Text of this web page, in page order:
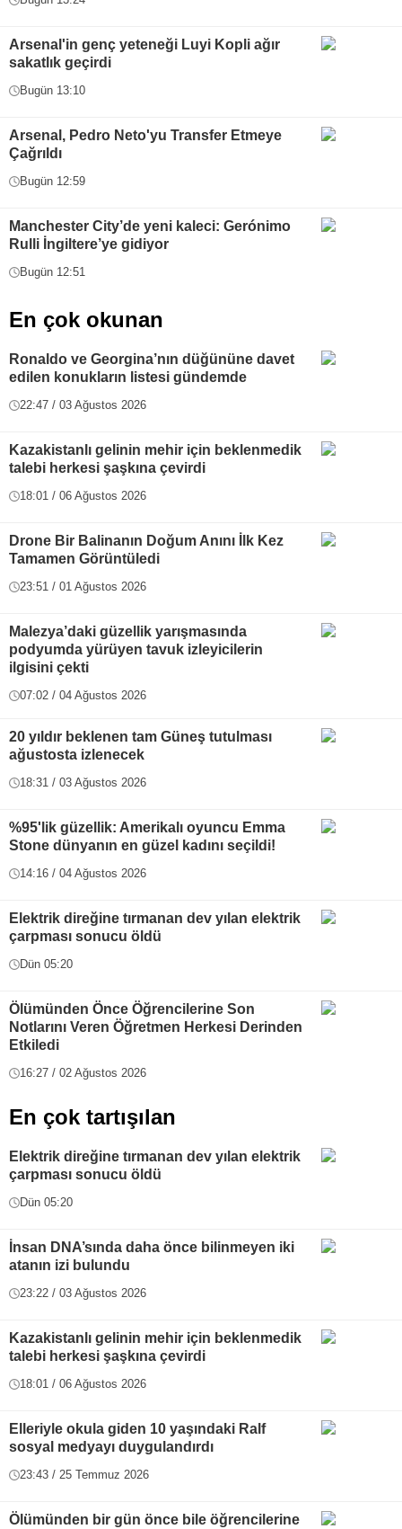
Arsenal'in genç yeteneği Luyi Kopli ağır
sakatlık geçirdi
Bugün 13:10
Arsenal, Pedro Neto'yu Transfer Etmeye
Çağrıldı
Bugün 12:59
Manchester City’de yeni kaleci: Gerónimo
Rulli İngiltere’ye gidiyor
Bugün 12:51
En çok okunan
Ronaldo ve Georgina’nın düğününe davet
edilen konukların listesi gündemde
22:47 / 03 Ağustos 2026
Kazakistanlı gelinin mehir için beklenmedik
talebi herkesi şaşkına çevirdi
18:01 / 06 Ağustos 2026
Drone Bir Balinanın Doğum Anını İlk Kez
Tamamen Görüntüledi
23:51 / 01 Ağustos 2026
Malezya’daki güzellik yarışmasında
podyumda yürüyen tavuk izleyicilerin
ilgisini çekti
07:02 / 04 Ağustos 2026
20 yıldır beklenen tam Güneş tutulması
ağustosta izlenecek
18:31 / 03 Ağustos 2026
%95'lik güzellik: Amerikalı oyuncu Emma
Stone dünyanın en güzel kadını seçildi!
14:16 / 04 Ağustos 2026
Elektrik direğine tırmanan dev yılan elektrik
çarpması sonucu öldü
Dün 05:20
Ölümünden Önce Öğrencilerine Son
Notlarını Veren Öğretmen Herkesi Derinden
Etkiledi
16:27 / 02 Ağustos 2026
En çok tartışılan
Elektrik direğine tırmanan dev yılan elektrik
çarpması sonucu öldü
Dün 05:20
İnsan DNA’sında daha önce bilinmeyen iki
atanın izi bulundu
23:22 / 03 Ağustos 2026
Kazakistanlı gelinin mehir için beklenmedik
talebi herkesi şaşkına çevirdi
18:01 / 06 Ağustos 2026
Elleriyle okula giden 10 yaşındaki Ralf
sosyal medyayı duygulandırdı
23:43 / 25 Temmuz 2026
Ölümünden bir gün önce bile öğrencilerine